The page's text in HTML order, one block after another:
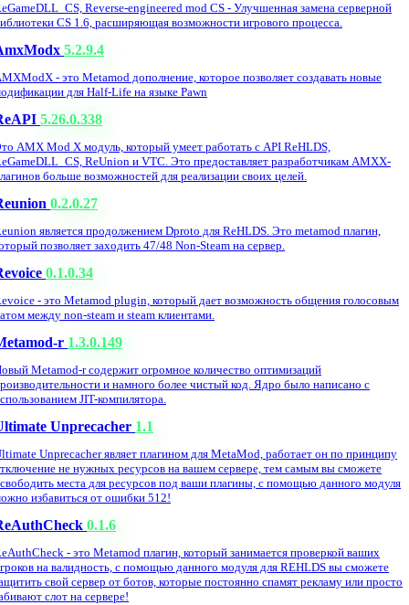
Reverse-engineered mod CS - Улучшенная замена серверной
CS 1.6, расширяющая возможности игрового процесса.
5.2.9.4
- это Metamod дополнение, которое позволяет создавать новые
для Half-Life на языке Pawn
5.26.0.338
AMX Mod X модуль, который умеет работать с API ReHLDS,
ReUnion и VTC. Это предоставляет разработчикам AMXX-
больше возможностей для реализации своих целей.
0.2.0.27
является продолжением Dproto для ReHLDS. Это metamod плагин,
позволяет заходить 47/48 Non-Steam на сервер.
0.1.0.34
- это Metamod plugin, который дает возможность общения голосовым
между non-steam и steam клиентами.
r 1.3.0.149
Metamod-r содержит огромное количество оптимизаций
и намного более чистый код. Ядро было написано с
JIT-компилятора.
Unprecacher 1.1
Unprecacher являет плагином для MetaMod, работает он по принципу
не нужных ресурсов на вашем сервере, тем самым вы сможете
места для ресурсов под ваши плагины, с помощью данного модуля
избавиться от ошибки 512!
0.1.6
- это Metamod плагин, который занимается проверкой ваших
на валидность, с помощью данного модуля для REHLDS вы сможете
свой сервер от ботов, которые постоянно спамят рекламу или просто
слот на сервере!